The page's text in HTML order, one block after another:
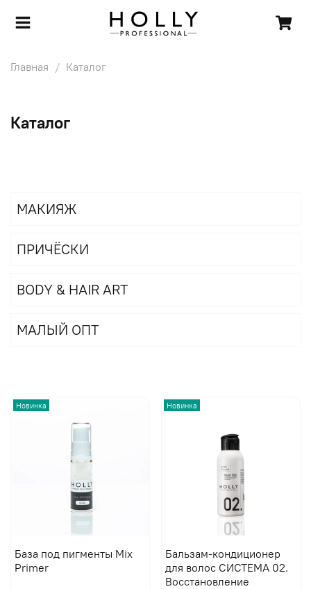
Главная Каталог
Каталог
МАКИЯЖ
ПРИЧЁСКИ
BODY & HAIR ART
МАЛЫЙ ОПТ
Новинка
База под пигменты Mix
Primer
Новинка
Бальзам-кондиционер
для волос СИСТЕМА 02.
Восстановление